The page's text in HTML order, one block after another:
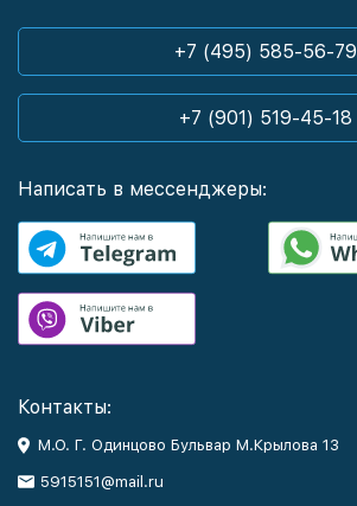
+7 (495) 585-56-79
+7 (901) 519-45-18
Написать в мессенджеры:
Контакты:
М.О. Г. Одинцово Бульвар М.Крылова 13
5915151@mail.ru